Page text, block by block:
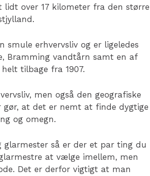
over 17 kilometer fra den større
smule erhvervsliv og er ligeledes
Bramming vandtårn samt en af
tilbage fra 1907.
men også den geografiske
at det er nemt at finde dygtige
og omegn.
glarmester så er der et par ting du
at vælge imellem, men
Det er derfor vigtigt at man